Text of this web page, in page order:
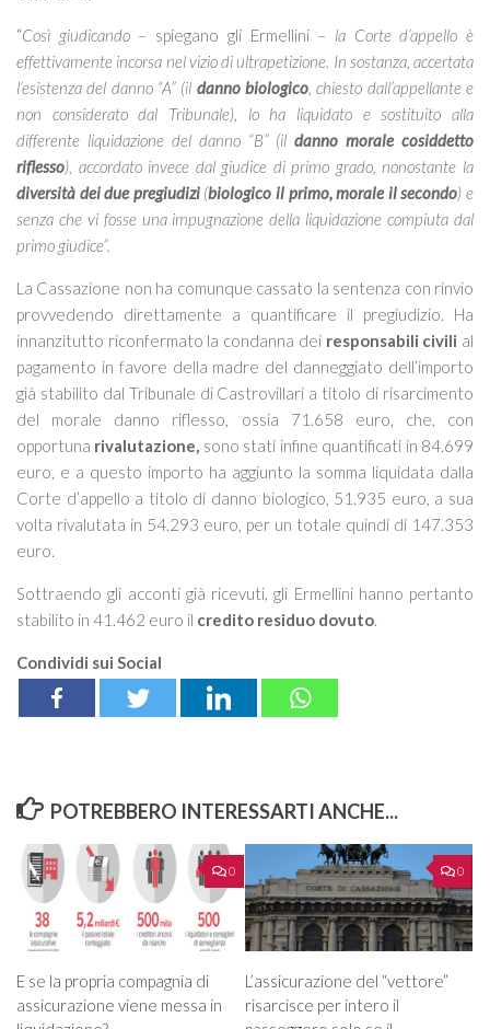
“Così giudicando– spiegano gli Ermellini – la Corte d’appello è
effettivamente incorsa nel vizio di ultrapetizione. In sostanza, accertata
l’esistenza del danno “A” (il danno biologico, chiesto dall’appellante e
non considerato dal Tribunale), lo ha liquidato e sostituito alla
differente liquidazione del danno “B” (ildanno morale cosiddetto
riflesso), accordato invece dal giudice di primo grado, nonostante la
diversità dei due pregiudizi(biologico il primo, morale il secondo) e
senza che vi fosse una impugnazione della liquidazione compiuta dal
primo giudice”.
La Cassazione non ha comunque cassato la sentenza con rinvio
provvedendo direttamente a quantificare il pregiudizio. Ha
innanzitutto riconfermato la condanna dei responsabili civili al
pagamento in favore della madre del danneggiato dell’importo
già stabilito dal Tribunale di Castrovillari a titolo di risarcimento
del morale danno riflesso, ossia 71.658 euro, che, con
opportuna rivalutazione, sono stati infine quantificati in 84.699
euro, e a questo importo ha aggiunto la somma liquidata dalla
Corte d’appello a titolo di danno biologico, 51.935 euro, a sua
volta rivalutata in 54.293 euro, per un totale quindi di 147.353
euro.
Sottraendo gli acconti già ricevuti, gli Ermellini hanno pertanto
stabilito in 41.462 euro il credito residuo dovuto.
Condividi sui Social
POTREBBERO INTERESSARTI ANCHE...
0
E se la propria compagnia di
assicurazione viene messa in
0
L’assicurazione del “vettore”
risarcisce per intero il